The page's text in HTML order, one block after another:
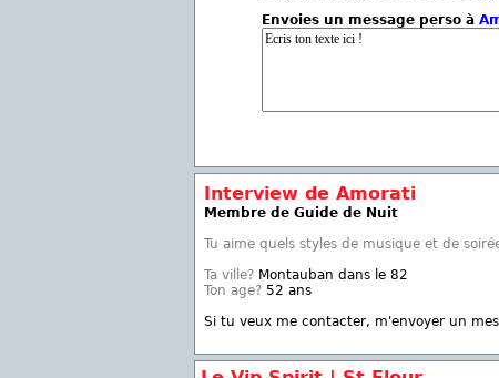
Envoies un message perso à
Interview de Amorati
Membre de Guide de Nuit
Tu aime quels styles de musique et de
Ta ville? Montauban dans le 82
Ton age? 52 ans
Si tu veux me contacter, m'envoyer un